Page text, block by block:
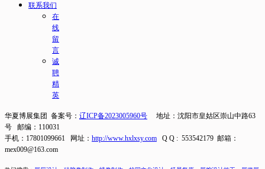
联系我们
在
线
留
言
诚
聘
精
英
华夏博展集团 备案号： 辽ICP备2023005960号
地址：沈阳市皇姑区崇山中路63
号 邮编：110031
手机：17801099661 网址： http://www.hxlxsy.com Q Q : 553542179 邮箱：
mex009@163.com